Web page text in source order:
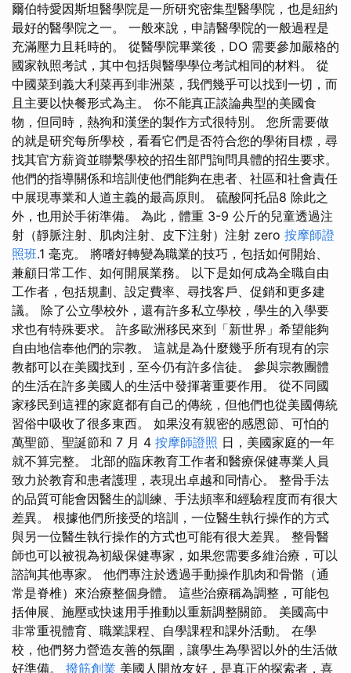
爾伯特愛因斯坦醫學院是一所研究密集型醫學院，也是紐約
最好的醫學院之一。 一般來說，申請醫學院的一般過程是
充滿壓力且耗時的。 從醫學院畢業後，DO 需要參加嚴格的
國家執照考試，其中包括與醫學學位考試相同的材料。 從
中國菜到義大利菜再到非洲菜，我們幾乎可以找到一切，而
且主要以快餐形式為主。 你不能真正談論典型的美國食
物，但同時，熱狗和漢堡的製作方式很特別。 您所需要做
的就是研究每所學校，看看它們是否符合您的學術目標，尋
找其官方薪資並聯繫學校的招生部門詢問具體的招生要求。
他們的指導關係和培訓使他們能夠在患者、社區和社會責任
中展現專業和人道主義的最高原則。 硫酸阿托品8 除此之
外，也用於手術準備。 為此，體重 3-9 公斤的兒童透過注
射（靜脈注射、肌肉注射、皮下注射）注射 zero 按摩師證
照班.1 毫克。 將嗜好轉變為職業的技巧，包括如何開始、
兼顧日常工作、如何開展業務。 以下是如何成為全職自由
工作者，包括規劃、設定費率、尋找客戶、促銷和更多建
議。 除了公立學校外，還有許多私立學校，學生的入學要
求也有特殊要求。 許多歐洲移民來到「新世界」希望能夠
自由地信奉他們的宗教。 這就是為什麼幾乎所有現有的宗
教都可以在美國找到，至今仍有許多信徒。 參與宗教團體
的生活在許多美國人的生活中發揮著重要作用。 從不同國
家移民到這裡的家庭都有自己的傳統，但他們也從美國傳統
習俗中吸收了很多東西。 如果沒有親密的感恩節、可怕的
萬聖節、聖誕節和 7 月 4 按摩師證照 日，美國家庭的一年
就不算完整。 北部的臨床教育工作者和醫療保健專業人員
致力於教育和患者護理，表現出卓越和同情心。 整骨手法
的品質可能會因醫生的訓練、手法頻率和經驗程度而有很大
差異。 根據他們所接受的培訓，一位醫生執行操作的方式
與另一位醫生執行操作的方式也可能有很大差異。 整骨醫
師也可以被視為初級保健專家，如果您需要多維治療，可以
諮詢其他專家。 他們專注於透過手動操作肌肉和骨骼（通
常是脊椎）來治療整個身體。 這些治療稱為調整，可能包
括伸展、施壓或快速用手推動以重新調整關節。 美國高中
非常重視體育、職業課程、自學課程和課外活動。 在學
校，他們努力營造友善的氛圍，讓學生為學習以外的生活做
好準備。 撥筋創業 美國人開放友好，是真正的探索者，喜